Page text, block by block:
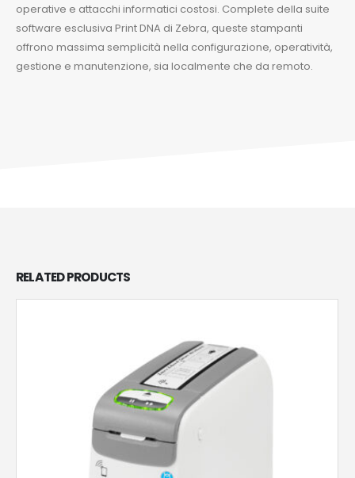
operative e attacchi informatici costosi. Complete della suite
software esclusiva Print DNA di Zebra, queste stampanti
offrono massima semplicità nella configurazione, operatività,
gestione e manutenzione, sia localmente che da remoto.
RELATEDPRODUCTS